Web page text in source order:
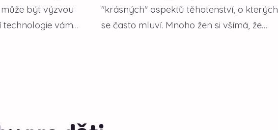
být výzvou
vám
"krásných" aspektů těhotenství, o kterých
se často mluví. Mnoho žen si všímá, že